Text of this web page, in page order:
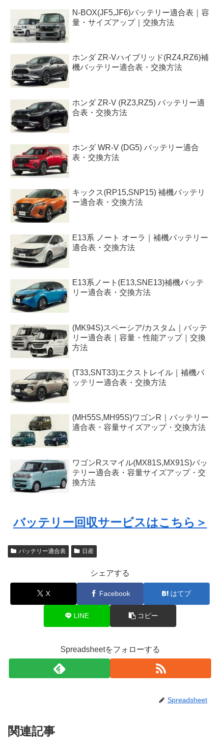
N-BOX(JF5,JF6)バッテリー適合表｜容
量・サイズアップ｜交換方法
ホンダ ZR-Vハイブリッド(RZ4,RZ6)補
機バッテリー適合表・交換方法
ホンダ ZR-V (RZ3,RZ5) バッテリー適
合表・交換方法
ホンダ WR-V (DG5) バッテリー適合
表・交換方法
キックス(RP15,SNP15) 補機バッテリ
ー適合表・交換方法
E13系 ノート オーラ｜補機バッテリー
適合表・交換方法
E13系ノート(E13,SNE13)補機バッテ
リー適合表・交換方法
(MK94S)スペーシア/カスタム｜バッテ
リー適合表｜容量・性能アップ｜交換
方法
(T33,SNT33)エクストレイル｜補機バ
ッテリー適合表・交換方法
(MH55S,MH95S)ワゴンR｜バッテリー
適合表・容量サイズアップ・交換方法
ワゴンRスマイル(MX81S,MX91S)バッ
テリー適合表・容量サイズアップ・交
換方法
バッテリー回収サービスはこちら＞
バッテリー適合表 日産
シェアする
X Facebook はてブ
LINE コピー
Spreadsheetをフォローする
Spreadsheet
関連記事